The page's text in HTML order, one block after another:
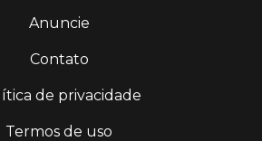
Anuncie
Contato
de privacidade
Termos de uso